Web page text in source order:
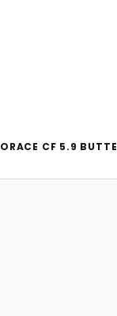
CF 5.9